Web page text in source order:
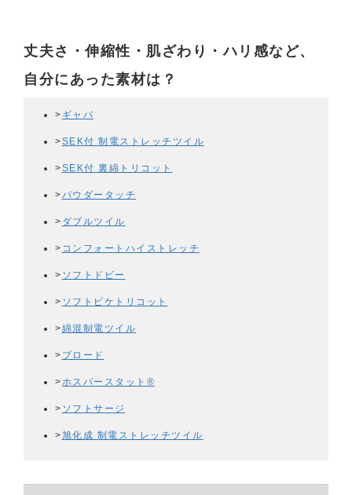
丈夫さ・伸縮性・肌ざわり・ハリ感など、
自分にあった素材は？
> ギャバ
>SEK付 制電ストレッチツイル
>SEK付 裏綿トリコット
>パウダータッチ
> ダブルツイル
> コンフォートハイストレッチ
> ソフトドビー
> ソフトピケトリコット
>綿混制電ツイル
> ブロード
>ホスパースタット®
> ソフトサージ
>旭化成 制電ストレッチツイル